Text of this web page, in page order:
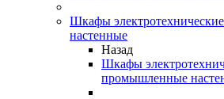
Шкафы
настенные
Назад
Шкафы
промышленные